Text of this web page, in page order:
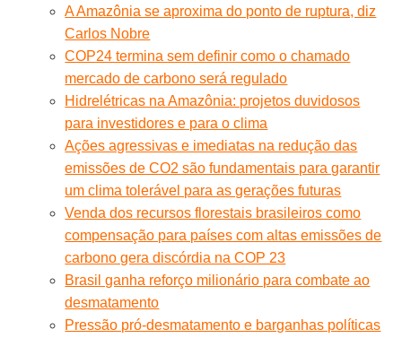
A Amazônia se aproxima do ponto de ruptura, diz
Carlos Nobre
COP24 termina sem definir como o chamado
mercado de carbono será regulado
Hidrelétricas na Amazônia: projetos duvidosos
para investidores e para o clima
Ações agressivas e imediatas na redução das
emissões de CO2 são fundamentais para garantir
um clima tolerável para as gerações futuras
Venda dos recursos florestais brasileiros como
compensação para países com altas emissões de
carbono gera discórdia na COP 23
Brasil ganha reforço milionário para combate ao
desmatamento
Pressão pró-desmatamento e barganhas políticas